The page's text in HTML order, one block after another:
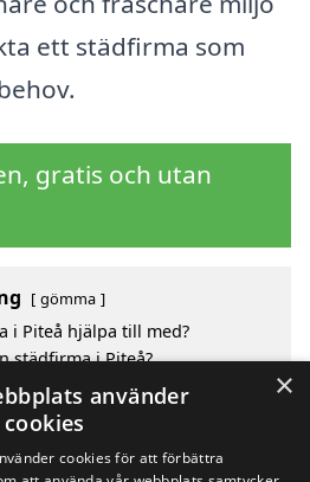
ett städfirma som
gratis och utan
gömma
i Piteå hjälpa till med?
städfirma i Piteå?
städfirma i Piteå
städfirma i de omgivande
×
använder
cookies
cookies för att förbättra